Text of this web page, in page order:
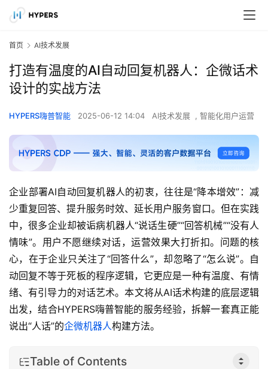
首页 AI技术发展
打造有温度的AI自动回复机器人：企微话术
设计的实战方法
HYPERS嗨普智能 2025-06-12 14:04 AI技术发展 , 智能化用户运营
企业部署AI自动回复机器人的初衷，往往是“降本增效”：减
少重复回答、提升服务时效、延长用户服务窗口。但在实践
中，很多企业却被诟病机器人“说话生硬”“回答机械”“没有人
情味”。用户不愿继续对话，运营效果大打折扣。问题的核
心，在于企业只关注了“回答什么”，却忽略了“怎么说”。自
动回复不等于死板的程序逻辑，它更应是一种有温度、有情
绪、有引导力的对话艺术。本文将从AI话术构建的底层逻辑
出发，结合HYPERS嗨普智能的服务经验，拆解一套真正能
说出“人话”的企微机器人构建方法。
Table of Contents